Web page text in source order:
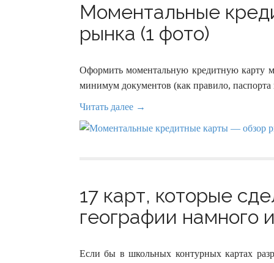
Моментальные
рынка (1 фото)
Оформить моментальную кредитную карту
минимум документов (как правило, паспорта
Читать далее →
17 карт, которые
географии намного
Если бы в школьных контурных картах